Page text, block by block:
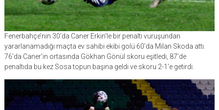
Fenerbahçe’nin 30’da Caner Erkin’le bir penaltı vuruşundan
yararlanamadığı maçta ev sahibi ekibi golü 60’da Milan Skoda attı.
76’da Caner’in ortasında Gökhan Gönül skoru eşitledi, 87’de
penaltıda bu kez Sosa topun başına geldi ve skoru 2-1’e getirdi.